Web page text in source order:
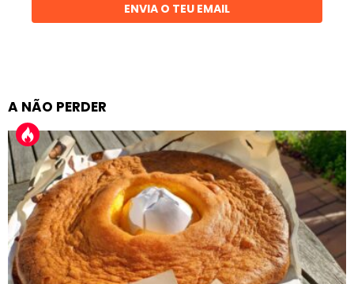
ENVIA O TEU EMAIL
A NÃO PERDER